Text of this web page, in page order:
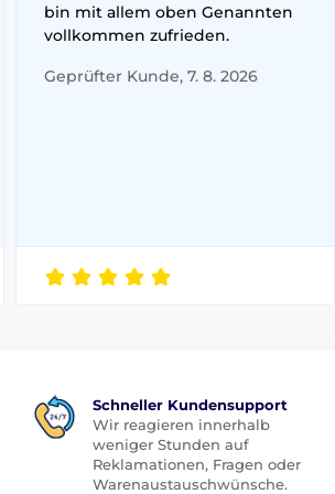
bin mit allem oben Genannten
vollkommen zufrieden.
Geprüfter Kunde, 7. 8. 2026
Schneller Kundensupport
Wir reagieren innerhalb
weniger Stunden auf
Reklamationen, Fragen oder
Warenaustauschwünsche.